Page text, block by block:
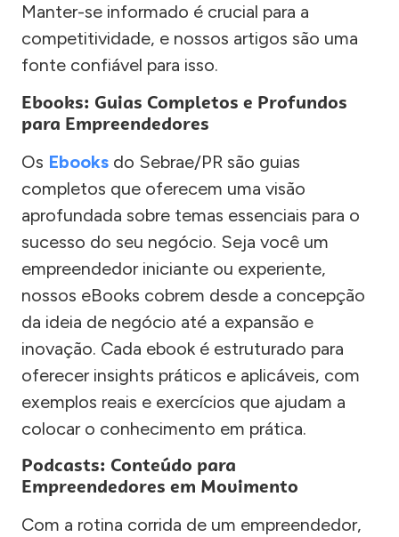
Manter-se informado é crucial para a
competitividade, e nossos artigos são uma
fonte confiável para isso.
Ebooks: Guias Completos e Profundos
para Empreendedores
Os Ebooks do Sebrae/PR são guias
completos que oferecem uma visão
aprofundada sobre temas essenciais para o
sucesso do seu negócio. Seja você um
empreendedor iniciante ou experiente,
nossos eBooks cobrem desde a concepção
da ideia de negócio até a expansão e
inovação. Cada ebook é estruturado para
oferecer insights práticos e aplicáveis, com
exemplos reais e exercícios que ajudam a
colocar o conhecimento em prática.
Podcasts: Conteúdo para
Empreendedores em Movimento
Com a rotina corrida de um empreendedor,